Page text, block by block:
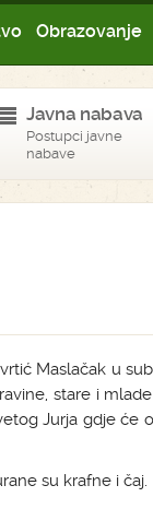
Obrazovanje
Javna nabava
Postupci javne
nabave
Maslačak u
stare i
Jurja gdje će
su krafne i čaj.